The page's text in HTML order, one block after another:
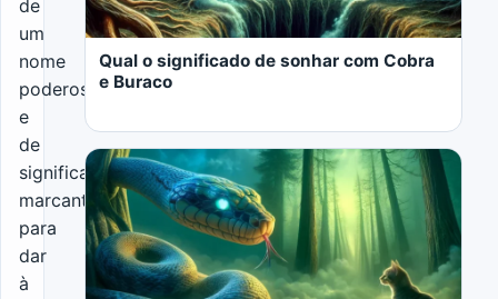
de
um
nome
poderoso
e
de
significado
marcante
para
dar
à
Qual o significado de sonhar com Cobra
e Buraco
LER MAIS